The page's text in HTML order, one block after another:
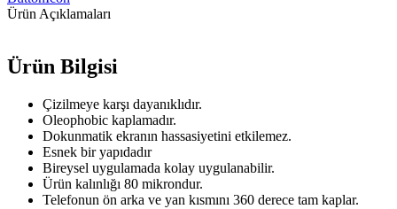
Ürün Açıklamaları
Ürün Bilgisi
Çizilmeye karşı dayanıklıdır.
Oleophobic kaplamadır.
Dokunmatik ekranın hassasiyetini etkilemez.
Esnek bir yapıdadır
Bireysel uygulamada kolay uygulanabilir.
Ürün kalınlığı 80 mikrondur.
Telefonun ön arka ve yan kısmını 360 derece tam kaplar.